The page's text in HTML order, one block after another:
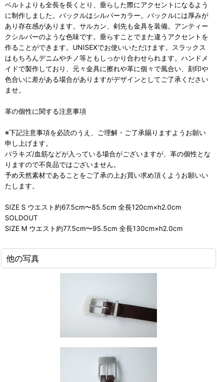
ベルトよりも全長を長くとり、垂らした際にアクセントになるよう
に制作しました。バックルはシルバーカラー。バックルには厚みが
あり存在感があります。サルカン、剣先も金具を装備。アンティー
クシルバーのような色味です。垂らすことでまた違うアクセントを
作ることができます。UNISEXでお使いいただけます。スラックス
はもちろんデニムやチノ等ともしっかり合わせられます。ハンドメ
イドで製作しており、元々金具に擦れや革に個々で風合い、刻印や
色合いに差がある場合がありますがデザインとしてご了承ください
ませ。
革の個性に関する注意事項
※下記注意事項を必読のうえ、ご理解・ご了承賜りますようお願い
申し上げます。
バラキズ/血筋などが入っている場合がございますが、革の個性とな
りますので不良品ではございません。
予め天然素材であることをご了承の上お買い求め頂くようお願いい
たします。
SIZE S ウエスト約67.5cm〜85.5cm 全長120cm×h2.0cm
SOLDOUT
SIZE M ウエスト約77.5cm〜95.5cm 全長130cm×h2.0cm
他の写真